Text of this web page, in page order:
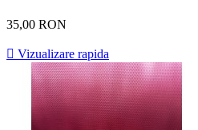
35,00 RON
 Vizualizare rapida